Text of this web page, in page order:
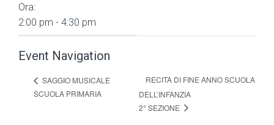
Ora:
2:00 pm - 4:30 pm
Event Navigation
SAGGIO MUSICALE
SCUOLA PRIMARIA
RECITA DI FINE ANNO SCUOLA
DELL’INFANZIA
2° SEZIONE